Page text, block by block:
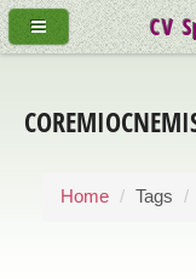
Home Tags
CV